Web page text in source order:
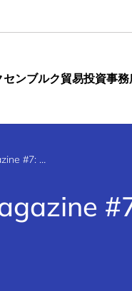
ンブルク貿易投資事務
Crossroads Magazine #7: データエコノミーの拡大